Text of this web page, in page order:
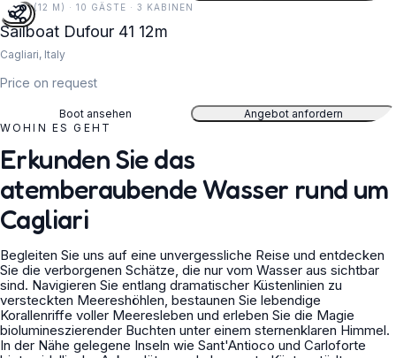
39 FT (12 M) · 10 GÄSTE · 3 KABINEN
Sailboat Dufour 41 12m
Cagliari, Italy
Price on request
Boot ansehen
Angebot anfordern
WOHIN ES GEHT
Erkunden Sie das
atemberaubende Wasser rund um
Cagliari
Begleiten Sie uns auf eine unvergessliche Reise und entdecken
Sie die verborgenen Schätze, die nur vom Wasser aus sichtbar
sind. Navigieren Sie entlang dramatischer Küstenlinien zu
versteckten Meereshöhlen, bestaunen Sie lebendige
Korallenriffe voller Meeresleben und erleben Sie die Magie
biolumineszierender Buchten unter einem sternenklaren Himmel.
In der Nähe gelegene Inseln wie Sant'Antioco und Carloforte